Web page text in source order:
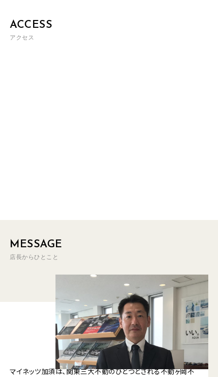
ACCESS
アクセス
MESSAGE
店長からひとこと
マイネッツ加須は、関東三大不動のひとつとされる不動ヶ岡不